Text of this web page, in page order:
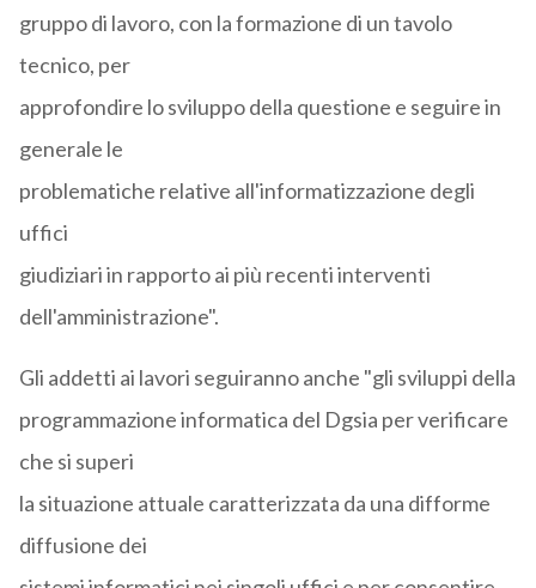
gruppo di lavoro, con la formazione di un tavolo
tecnico, per
approfondire lo sviluppo della questione e seguire in
generale le
problematiche relative all'informatizzazione degli
uffici
giudiziari in rapporto ai più recenti interventi
dell'amministrazione".
Gli addetti ai lavori seguiranno anche "gli sviluppi della
programmazione informatica del Dgsia per verificare
che si superi
la situazione attuale caratterizzata da una difforme
diffusione dei